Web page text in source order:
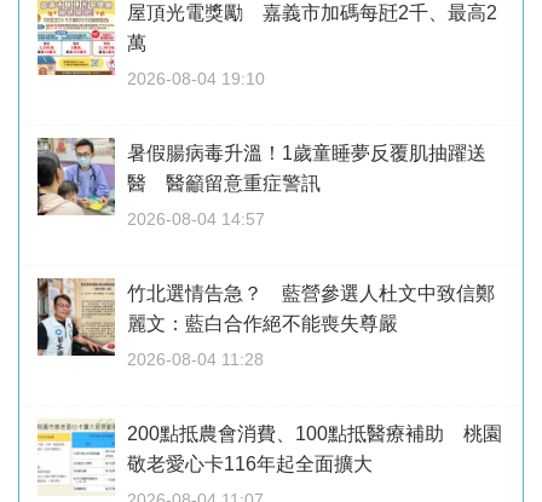
屋頂光電獎勵 嘉義市加碼每瓩2千、最高2
萬
2026-08-04 19:10
暑假腸病毒升溫！1歲童睡夢反覆肌抽躍送
醫 醫籲留意重症警訊
2026-08-04 14:57
竹北選情告急？ 藍營參選人杜文中致信鄭
麗文：藍白合作絕不能喪失尊嚴
2026-08-04 11:28
200點抵農會消費、100點抵醫療補助 桃園
敬老愛心卡116年起全面擴大